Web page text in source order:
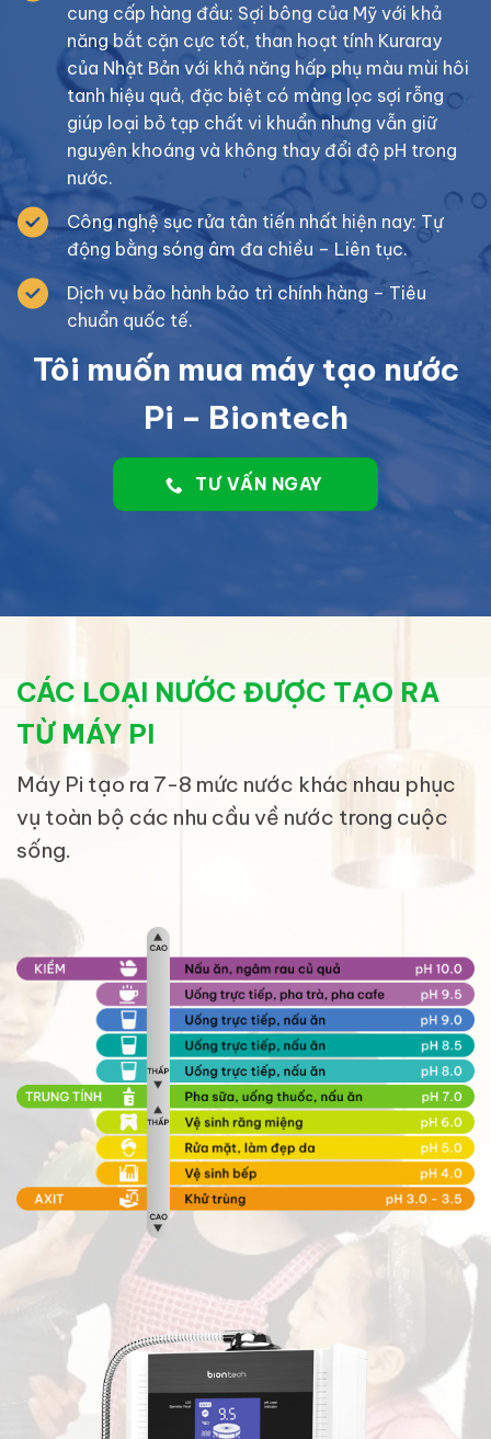
cung cấp hàng đầu: Sợi bông của Mỹ với khả
năng bắt cặn cực tốt, than hoạt tính Kuraray
của Nhật Bản với khả năng hấp phụ màu mùi hôi
tanh hiệu quả, đặc biệt có màng lọc sợi rỗng
giúp loại bỏ tạp chất vi khuẩn nhưng vẫn giữ
nguyên khoáng và không thay đổi độ pH trong
nước.
Công nghệ sục rửa tân tiến nhất hiện nay: Tự
động bằng sóng âm đa chiều – Liên tục.
Dịch vụ bảo hành bảo trì chính hàng – Tiêu
chuẩn quốc tế.
Tôi muốn mua máy tạo nước
Pi – Biontech
TƯ VẤN NGAY
CÁC LOẠI NƯỚC ĐƯỢC TẠO RA
TỪ MÁY PI
Máy Pi tạo ra 7-8 mức nước khác nhau phục
vụ toàn bộ các nhu cầu về nước trong cuộc
sống.